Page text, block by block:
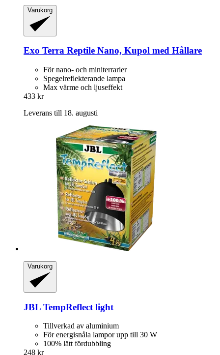
Varukorg
Exo Terra Reptile Nano, Kupol med Hållare
För nano- och miniterrarier
Spegelreflekterande lampa
Max värme och ljuseffekt
433 kr
Leverans till 18. augusti
Varukorg
JBL TempReflect light
Tillverkad av aluminium
För energisnåla lampor upp till 30 W
100% lätt fördubbling
248 kr